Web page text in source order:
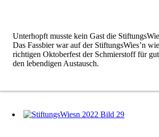
Unterhopft musste kein Gast die
Das Fassbier war auf der StiftungsWies’n
richtigen Oktoberfest der Schmierstoff für
den lebendigen Austausch.